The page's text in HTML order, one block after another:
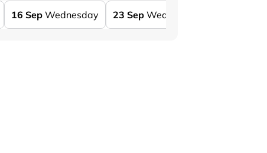
16 Sep Wednesday 23 Sep Wednesday